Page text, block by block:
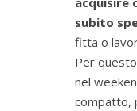
subito
fitta o
Per
nel
compatto,